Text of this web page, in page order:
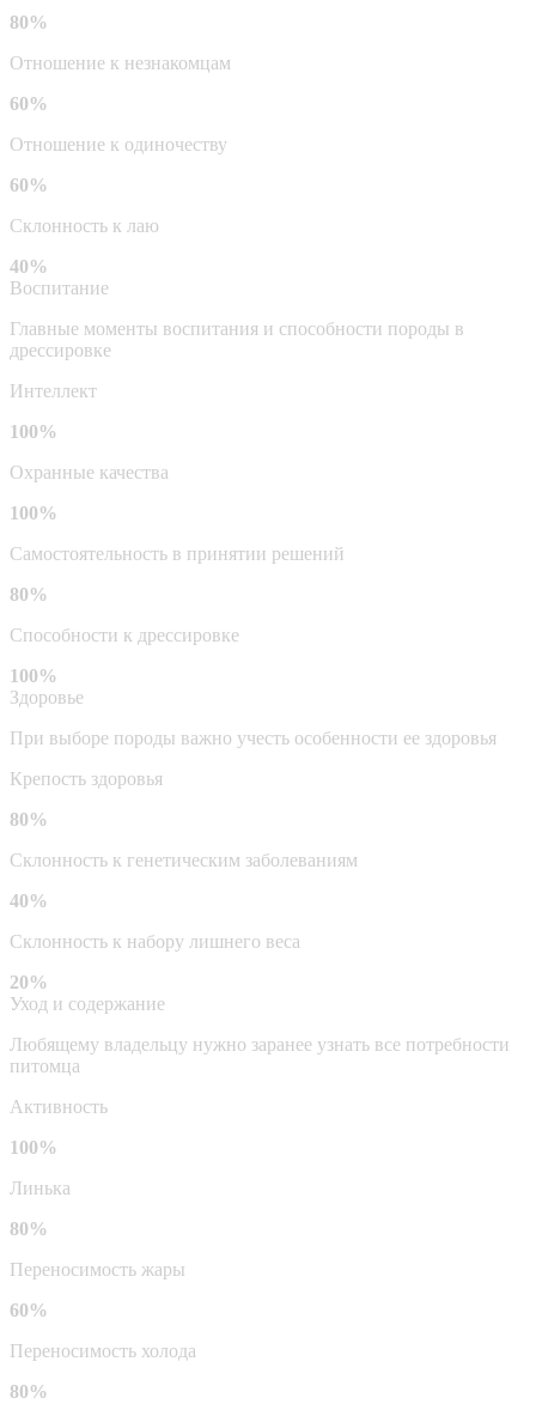
80%
Отношение к незнакомцам
60%
Отношение к одиночеству
60%
Склонность к лаю
40%
Воспитание
Главные моменты воспитания и способности породы в
дрессировке
Интеллект
100%
Охранные качества
100%
Самостоятельность в принятии решений
80%
Способности к дрессировке
100%
Здоровье
При выборе породы важно учесть особенности ее здоровья
Крепость здоровья
80%
Склонность к генетическим заболеваниям
40%
Склонность к набору лишнего веса
20%
Уход и содержание
Любящему владельцу нужно заранее узнать все потребности
питомца
Активность
100%
Линька
80%
Переносимость жары
60%
Переносимость холода
80%